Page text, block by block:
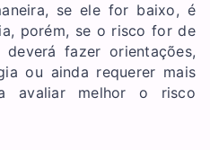
se ele for baixo, é
porém, se o risco for de
fazer orientações,
ou ainda requerer mais
avaliar melhor o risco